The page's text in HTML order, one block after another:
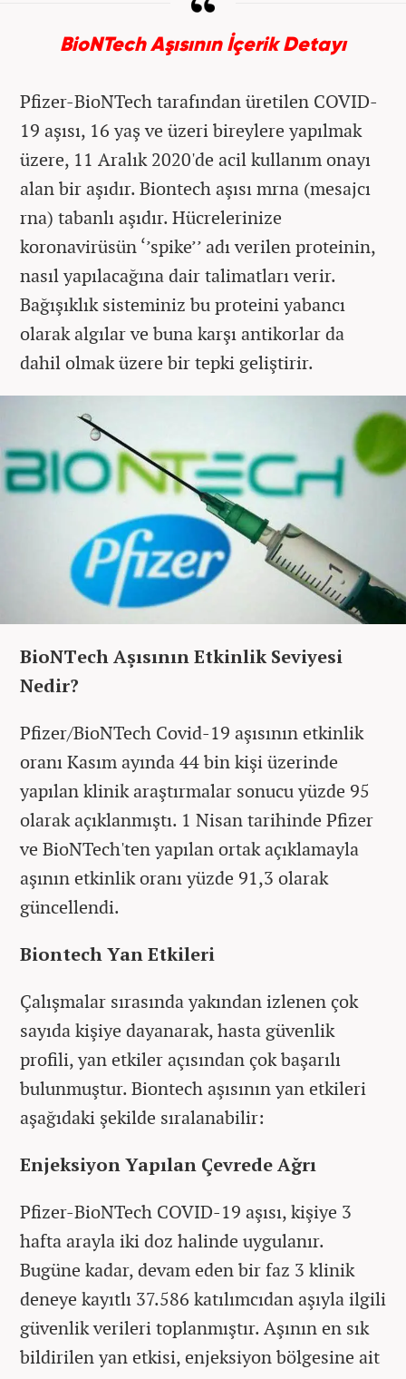
BioNTech Aşısının İçerik Detayı
Pfizer-BioNTech tarafından üretilen COVID-
19 aşısı, 16 yaş ve üzeri bireylere yapılmak
üzere, 11 Aralık 2020'de acil kullanım onayı
alan bir aşıdır. Biontech aşısı mrna (mesajcı
rna) tabanlı aşıdır. Hücrelerinize
koronavirüsün ‘’spike’’ adı verilen proteinin,
nasıl yapılacağına dair talimatları verir.
Bağışıklık sisteminiz bu proteini yabancı
olarak algılar ve buna karşı antikorlar da
dahil olmak üzere bir tepki geliştirir.
BioNTech Aşısının Etkinlik Seviyesi
Nedir?
Pfizer/BioNTech Covid-19 aşısının etkinlik
oranı Kasım ayında 44 bin kişi üzerinde
yapılan klinik araştırmalar sonucu yüzde 95
olarak açıklanmıştı. 1 Nisan tarihinde Pfizer
ve BioNTech'ten yapılan ortak açıklamayla
aşının etkinlik oranı yüzde 91,3 olarak
güncellendi.
Biontech Yan Etkileri
Çalışmalar sırasında yakından izlenen çok
sayıda kişiye dayanarak, hasta güvenlik
profili, yan etkiler açısından çok başarılı
bulunmuştur. Biontech aşısının yan etkileri
aşağıdaki şekilde sıralanabilir:
Enjeksiyon Yapılan Çevrede Ağrı
Pfizer-BioNTech COVID-19 aşısı, kişiye 3
hafta arayla iki doz halinde uygulanır.
Bugüne kadar, devam eden bir faz 3 klinik
deneye kayıtlı 37.586 katılımcıdan aşıyla ilgili
güvenlik verileri toplanmıştır. Aşının en sık
bildirilen yan etkisi, enjeksiyon bölgesine ait